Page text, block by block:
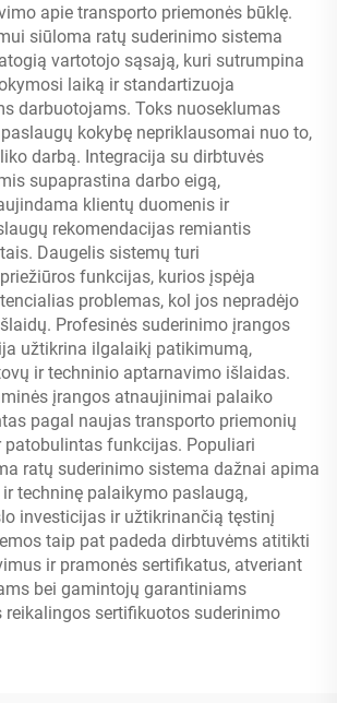
apie transporto priemonės būklę.
siūloma ratų suderinimo sistema
vartotojo sąsają, kuri sutrumpina
laiką ir standartizuoja
darbuotojams. Toks nuoseklumas
kokybę nepriklausomai nuo to,
darbą. Integracija su dirbtuvės
supaprastina darbo eigą,
klientų duomenis ir
rekomendacijas remiantis
Daugelis sistemų turi
funkcijas, kurios įspėja
problemas, kol jos nepradėjo
Profesinės suderinimo įrangos
užtikrina ilgalaikį patikimumą,
ir techninio aptarnavimo išlaidas.
įrangos atnaujinimai palaiko
pagal naujas transporto priemonių
patobulintas funkcijas. Populiari
ratų suderinimo sistema dažnai apima
techninę palaikymo paslaugą,
investicijas ir užtikrinančią tęstinį
taip pat padeda dirbtuvėms atitikti
ir pramonės sertifikatus, atveriant
bei gamintojų garantiniams
reikalingos sertifikuotos suderinimo